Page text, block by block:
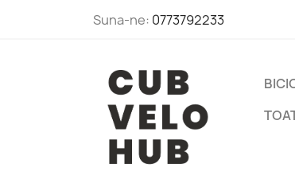
Suna-ne: 0773792233